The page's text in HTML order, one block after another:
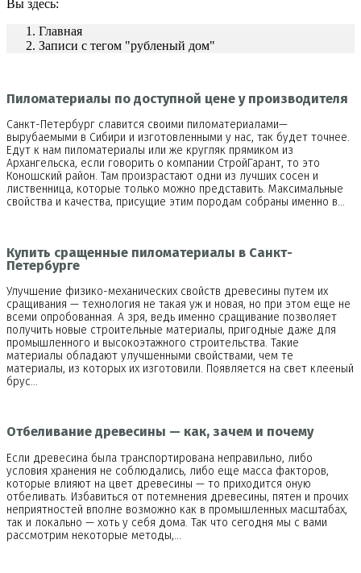
Вы здесь:
Главная
Записи с тегом "рубленый дом"
Пиломатериалы по доступной цене у производителя
Санкт-Петербург славится своими пиломатериалами—
вырубаемыми в Сибири и изготовленными у нас, так будет точнее.
Едут к нам пиломатериалы или же кругляк прямиком из
Архангельска, если говорить о компании СтройГарант, то это
Коношский район. Там произрастают одни из лучших сосен и
лиственница, которые только можно представить. Максимальные
свойства и качества, присущие этим породам собраны именно в…
Купить сращенные пиломатериалы в Санкт-
Петербурге
Улучшение физико-механических свойств древесины путем их
сращивания — технология не такая уж и новая, но при этом еще не
всеми опробованная. А зря, ведь именно сращивание позволяет
получить новые строительные материалы, пригодные даже для
промышленного и высокоэтажного строительства. Такие
материалы обладают улучшенными свойствами, чем те
материалы, из которых их изготовили. Появляется на свет клееный
брус…
Отбеливание древесины — как, зачем и почему
Если древесина была транспортирована неправильно, либо
условия хранения не соблюдались, либо еще масса факторов,
которые влияют на цвет древесины — то приходится оную
отбеливать. Избавиться от потемнения древесины, пятен и прочих
неприятностей вполне возможно как в промышленных масштабах,
так и локально — хоть у себя дома. Так что сегодня мы с вами
рассмотрим некоторые методы,…